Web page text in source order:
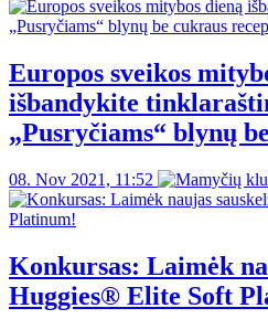
Europos sveikos
išbandykite
„Pusryčiams“ blynų
08. Nov 2021, 11:52
Konkursas: Laimėk
Huggies® Elite Soft